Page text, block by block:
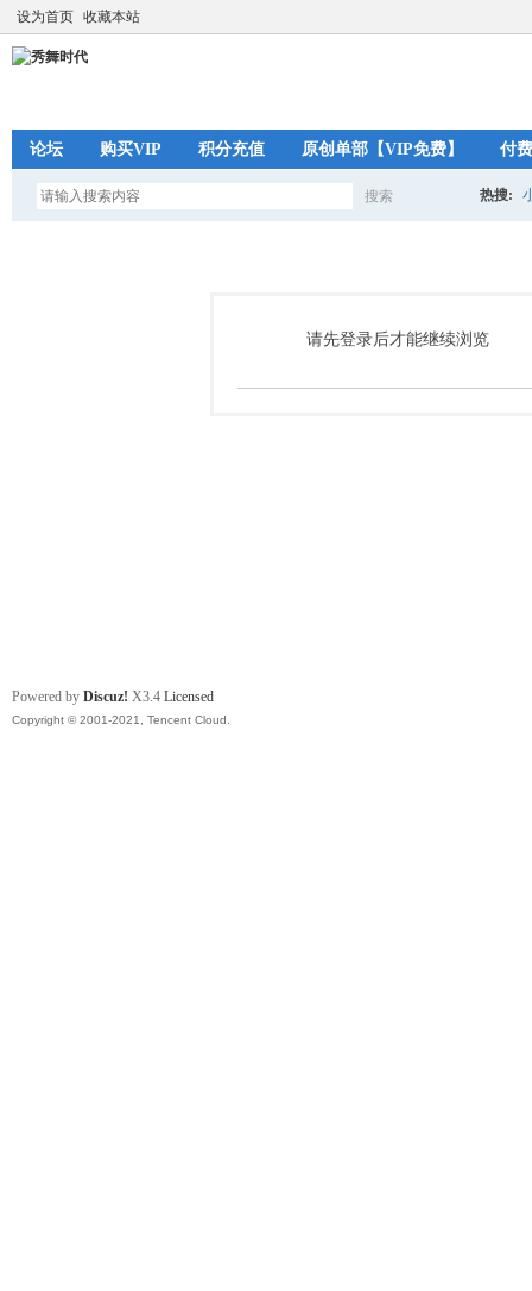
设为首页 收藏本站
论坛 购买VIP 积分充值 原创单部【VIP免费】 付
搜索
索
热搜:
请先登录后才能继续浏览
Powered by Discuz! X3.4 Licensed
Copyright © 2001-2021, Tencent Cloud.